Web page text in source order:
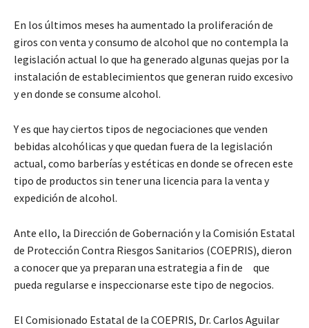
En los últimos meses ha aumentado la proliferación de
giros con venta y consumo de alcohol que no contempla la
legislación actual lo que ha generado algunas quejas por la
instalación de establecimientos que generan ruido excesivo
y en donde se consume alcohol.
Y es que hay ciertos tipos de negociaciones que venden
bebidas alcohólicas y que quedan fuera de la legislación
actual, como barberías y estéticas en donde se ofrecen este
tipo de productos sin tener una licencia para la venta y
expedición de alcohol.
Ante ello, la Dirección de Gobernación y la Comisión Estatal
de Protección Contra Riesgos Sanitarios (COEPRIS), dieron
a conocer que ya preparan una estrategia a fin de que
pueda regularse e inspeccionarse este tipo de negocios.
El Comisionado Estatal de la COEPRIS, Dr. Carlos Aguilar